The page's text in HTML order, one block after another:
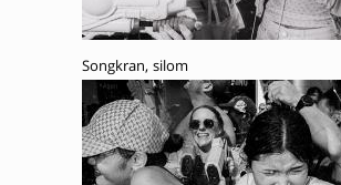
Songkran, silom